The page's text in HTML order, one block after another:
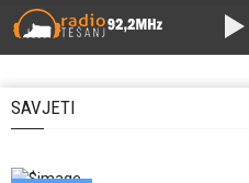
SAVJETI